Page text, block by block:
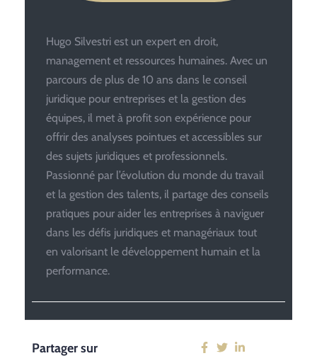
Hugo Silvestri est un expert en droit,
management et ressources humaines. Avec un
parcours de plus de 10 ans dans le conseil
juridique pour entreprises et la gestion des
équipes, il met à profit son expérience pour
offrir des analyses pointues et accessibles sur
des sujets juridiques et professionnels.
Passionné par l’évolution du monde du travail
et la gestion des talents, il partage des conseils
pratiques pour aider les entreprises à naviguer
dans les défis juridiques et managériaux tout
en valorisant le développement humain et la
performance.
Partager sur